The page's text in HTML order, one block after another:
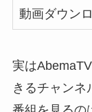
動画ダウン
実は
きるチャンネ